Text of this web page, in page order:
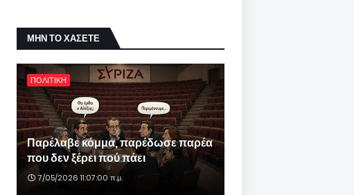
ΜΗΝ ΤΟ ΧΑΣΕΤΕ
ΠΟΛΙΤΙΚΗ
Παρέλαβε κόμμα, παρέδωσε παρέα
που δεν ξέρει πού πάει
7/05/2026 11:07:00 π.μ.